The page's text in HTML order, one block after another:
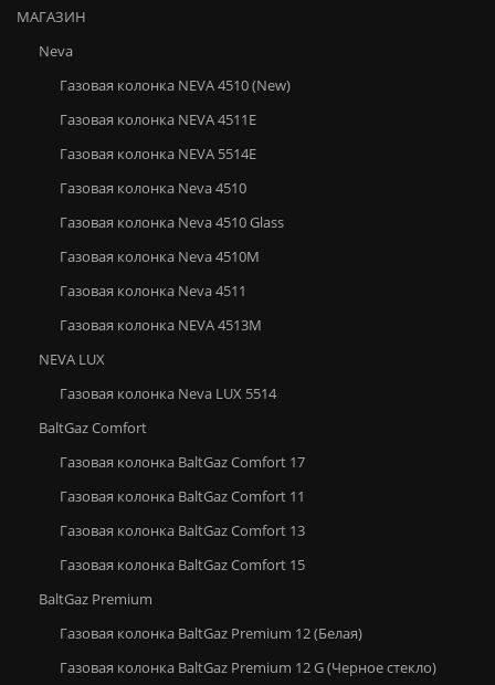
МАГАЗИН
Neva
Газовая колонка NEVA 4510 (New)
Газовая колонка NEVA 4511E
Газовая колонка NEVA 5514E
Газовая колонка Neva 4510
Газовая колонка Neva 4510 Glass
Газовая колонка Neva 4510М
Газовая колонка Neva 4511
Газовая колонка NEVA 4513M
NEVA LUX
Газовая колонка Neva LUX 5514
BaltGaz Comfort
Газовая колонка BaltGaz Comfort 17
Газовая колонка BaltGaz Comfort 11
Газовая колонка BaltGaz Comfort 13
Газовая колонка BaltGaz Comfort 15
BaltGaz Premium
Газовая колонка BaltGaz Premium 12 (Белая)
Газовая колонка BaltGaz Premium 12 G (Черное стекло)